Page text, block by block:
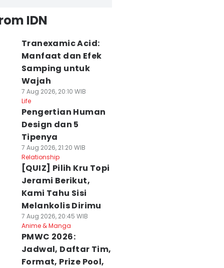
IDN
Tranexamic Acid:
Manfaat dan Efek
Samping untuk
Wajah
7 Aug 2026, 20:10 WIB
Life
Pengertian Human
Design dan 5
Tipenya
7 Aug 2026, 21:20 WIB
Relationship
[QUIZ] Pilih Kru Topi
Jerami Berikut,
Kami Tahu Sisi
Melankolis Dirimu
7 Aug 2026, 20:45 WIB
Anime & Manga
PMWC 2026:
Jadwal, Daftar Tim,
Format, Prize Pool,